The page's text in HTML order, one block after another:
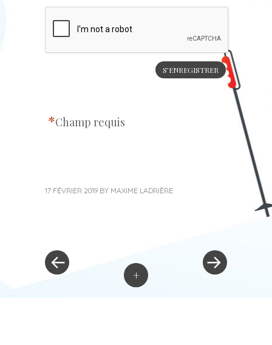
*Champ requis
17 FÉVRIER 2019 BY MAXIME LADRIÈRE
+